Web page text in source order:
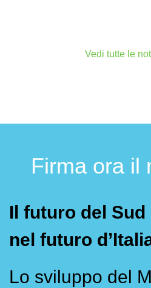
Vedi tutte le
Firma ora il
Il futuro del
nel futuro
Lo sviluppo del